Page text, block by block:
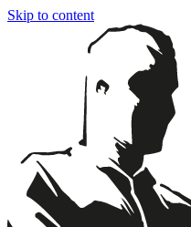
Skip to content